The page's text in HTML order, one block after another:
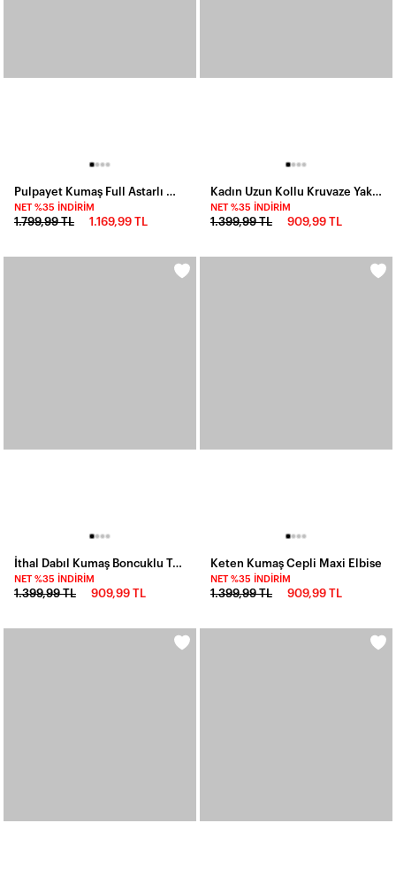
NET %35 İNDIRIM
1.799,99 TL 1.169,99 TL
NET %35 İNDIRIM
1.399,99 TL 909,99 TL
İthal Dabıl Kumaş Boncuklu Tasarım Elbise
NET %35 İNDIRIM
1.399,99 TL 909,99 TL
Keten Kumaş Cepli Maxi Elbise
NET %35 İNDIRIM
1.399,99 TL 909,99 TL